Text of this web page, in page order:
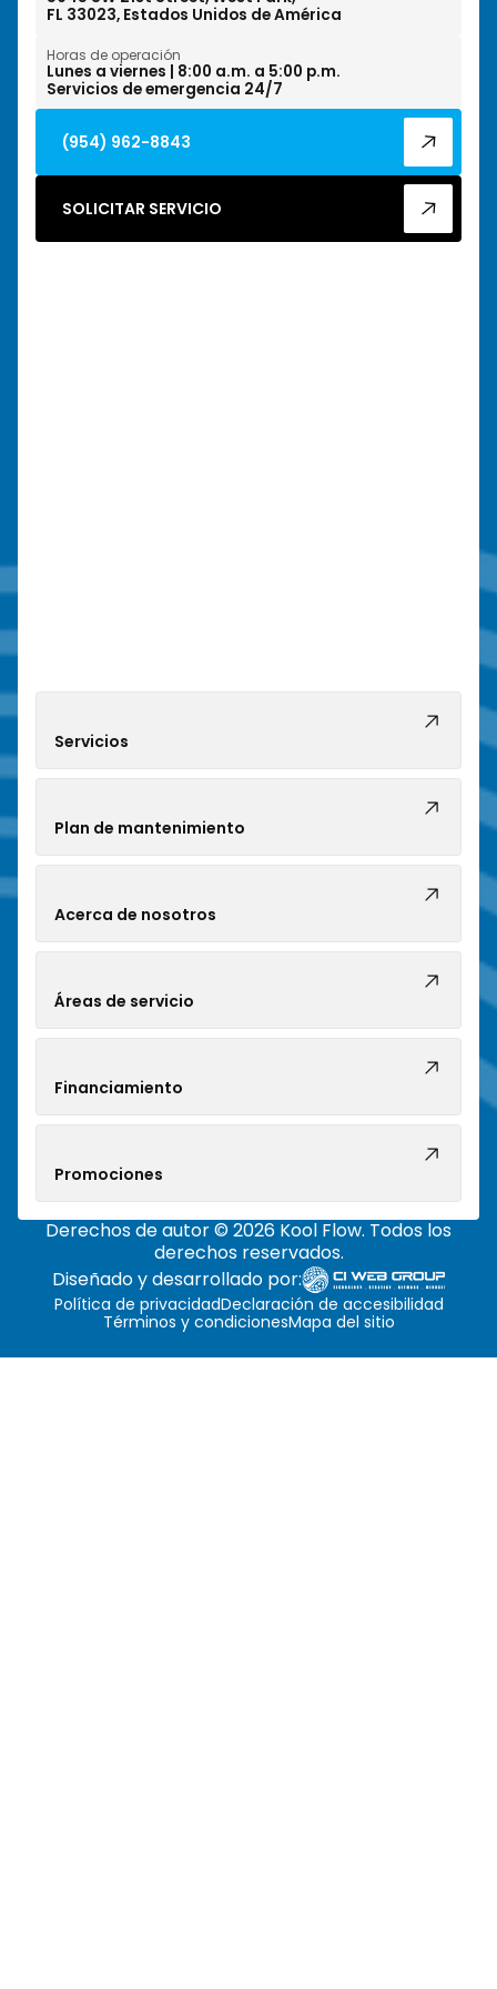
FL 33023, Estados Unidos de América
Horas de operación
Lunes a viernes | 8:00 a.m. a 5:00 p.m.
Servicios de emergencia 24/7
(954) 962-8843
SOLICITAR SERVICIO
Servicios
Plan de mantenimiento
Acerca de nosotros
Áreas de servicio
Financiamiento
Promociones
Derechos de autor © 2026 Kool Flow. Todos los
derechos reservados.
Diseñado y desarrollado por:
Política de privacidadDeclaración de accesibilidad
Términos y condicionesMapa del sitio